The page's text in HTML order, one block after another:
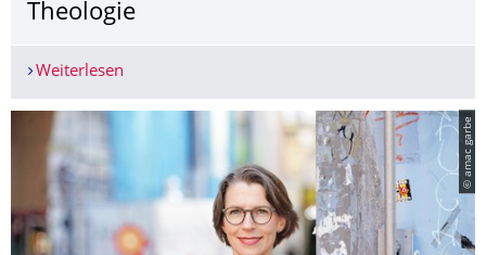
Theologie
Weiterlesen
© amac garbe